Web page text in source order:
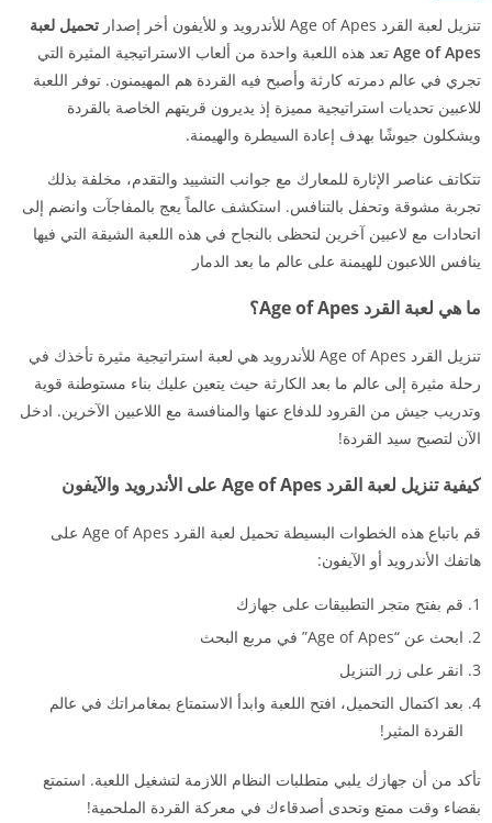
تنزيل لعبة القرد Age of Apes للأندرويد و للأيفون أخر إصدار
تحميل لعبة
Age of Apes تعد هذه اللعبة واحدة من ألعاب الاستراتيجية المثيرة التي
تجري في عالم دمرته كارثة وأصبح فيه القردة هم المهيمنون. توفر اللعبة
للاعبين تحديات استراتيجية مميزة إذ يديرون قريتهم الخاصة بالقردة
ويشكلون جيوشًا بهدف إعادة السيطرة والهيمنة.
تتكاتف عناصر الإثارة للمعارك مع جوانب التشييد والتقدم، مخلفة بذلك
تجربة مشوقة وتحفل بالتنافس. استكشف عالماً يعج بالمفاجآت وانضم إلى
اتحادات مع لاعبين آخرين لتحظى بالنجاح في هذه اللعبة الشيقة التي فيها
ينافس اللاعبون للهيمنة على عالم ما بعد الدمار
ما هي لعبة القرد Age of Apes؟
تنزيل القرد Age of Apes للأندرويد هي لعبة استراتيجية مثيرة تأخذك في
رحلة مثيرة إلى عالم ما بعد الكارثة حيث يتعين عليك بناء مستوطنة قوية
وتدريب جيش من القرود للدفاع عنها والمنافسة مع اللاعبين الآخرين. ادخل
الآن لتصبح سيد القردة!
كيفية تنزيل لعبة القرد Age of Apes على الأندرويد والآيفون
قم باتباع هذه الخطوات البسيطة تحميل لعبة القرد Age of Apes على
هاتفك الأندرويد أو الآيفون:
قم بفتح متجر التطبيقات على جهازك
ابحث عن “Age of Apes” في مربع البحث
انقر على زر التنزيل
بعد اكتمال التحميل، افتح اللعبة وابدأ الاستمتاع بمغامراتك في عالم
القردة المثير!
تأكد من أن جهازك يلبي متطلبات النظام اللازمة لتشغيل اللعبة. استمتع
بقضاء وقت ممتع وتحدى أصدقاءك في معركة القردة الملحمية!